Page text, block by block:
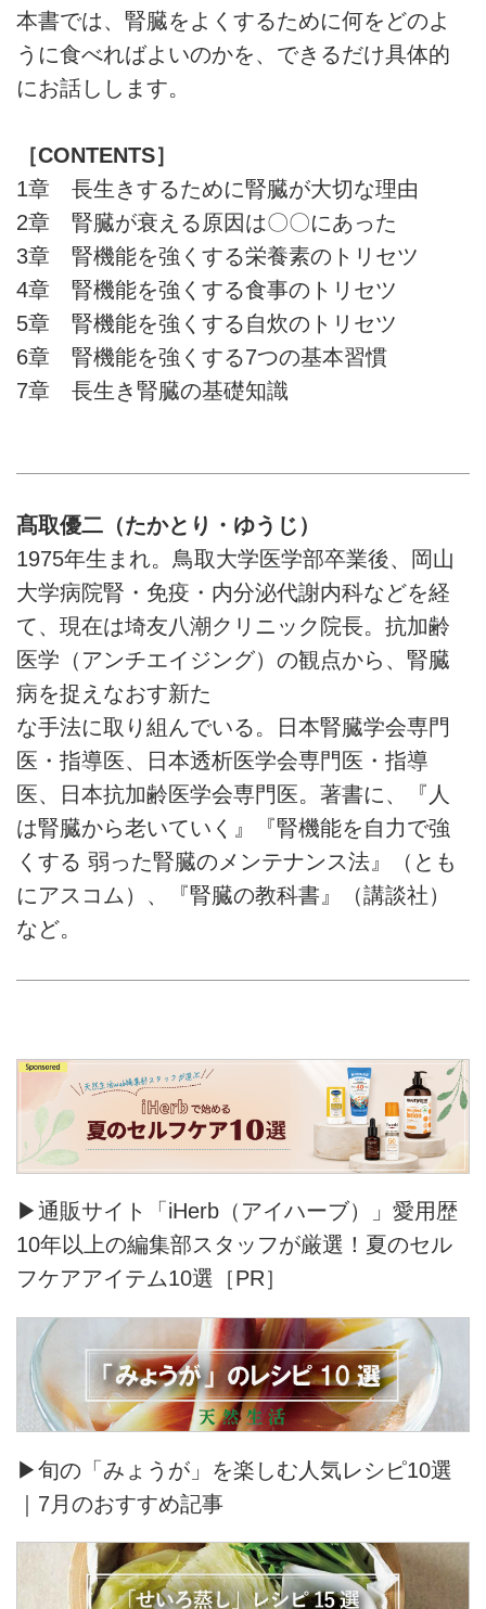
本書では、腎臓をよくするために何をどのよ
うに食べればよいのかを、できるだけ具体的
にお話しします。
［CONTENTS］
1章 長生きするために腎臓が大切な理由
2章 腎臓が衰える原因は〇〇にあった
3章 腎機能を強くする栄養素のトリセツ
4章 腎機能を強くする食事のトリセツ
5章 腎機能を強くする自炊のトリセツ
6章 腎機能を強くする7つの基本習慣
7章 長生き腎臓の基礎知識
髙取優二（たかとり・ゆうじ）
1975年生まれ。鳥取大学医学部卒業後、岡山
大学病院腎・免疫・内分泌代謝内科などを経
て、現在は埼友八潮クリニック院長。抗加齢
医学（アンチエイジング）の観点から、腎臓
病を捉えなおす新た
な手法に取り組んでいる。日本腎臓学会専門
医・指導医、日本透析医学会専門医・指導
医、日本抗加齢医学会専門医。著書に、『人
は腎臓から老いていく』『腎機能を自力で強
くする 弱った腎臓のメンテナンス法』（とも
にアスコム）、『腎臓の教科書』（講談社）
など。
▶通販サイト「iHerb（アイハーブ）」愛用歴
10年以上の編集部スタッフが厳選！夏のセル
フケアアイテム10選［PR］
▶旬の「みょうが」を楽しむ人気レシピ10選
｜7月のおすすめ記事